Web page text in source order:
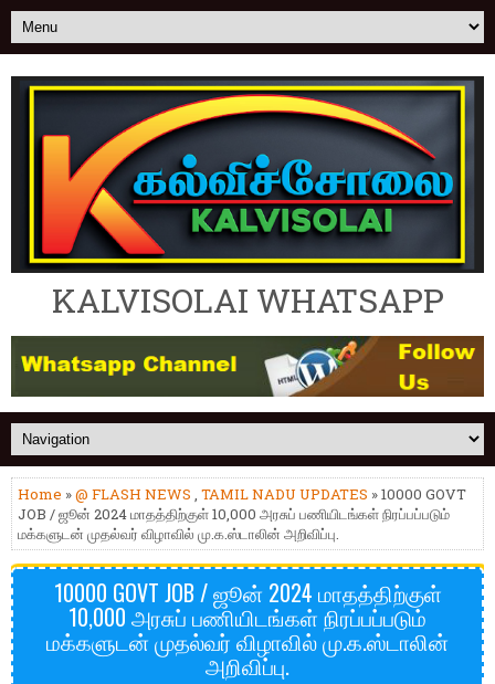
KALVISOLAI WHATSAPP
Home »@ FLASH NEWS , TAMIL NADU UPDATES » 10000 GOVT
JOB / ஜூன் 2024 மாதத்திற்குள் 10,000 அரசுப் பணியிடங்கள் நிரப்பப்படும்
மக்களுடன் முதல்வர் விழாவில் மு.க.ஸ்டாலின் அறிவிப்பு.
10000 GOVT JOB / ஜூன் 2024 மாதத்திற்குள்
10,000 அரசுப் பணியிடங்கள் நிரப்பப்படும்
மக்களுடன் முதல்வர் விழாவில் மு.க.ஸ்டாலின்
அறிவிப்பு.